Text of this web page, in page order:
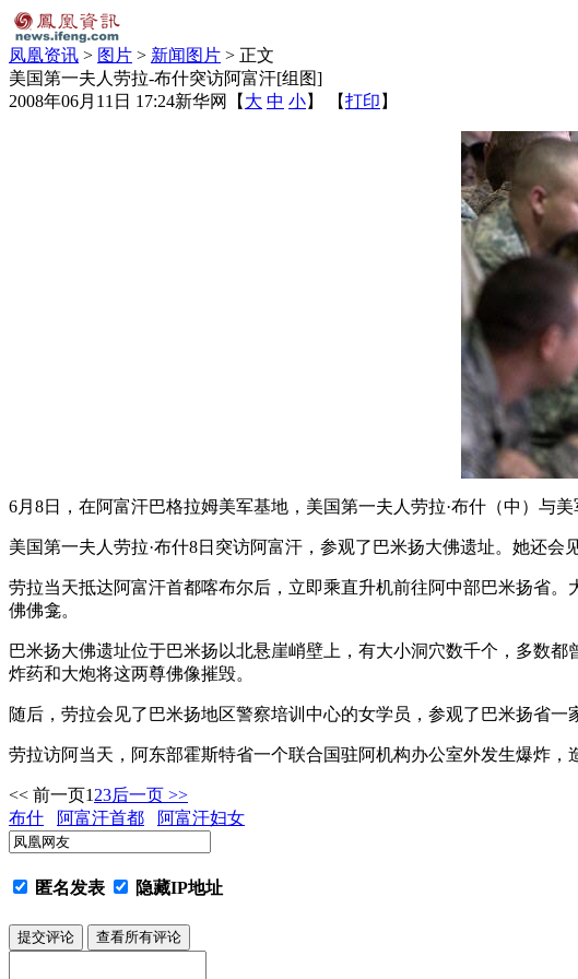
凤凰资讯 > 图片 > 新闻图片 > 正文
美国第一夫人劳拉-布什突访阿富汗[组图]
2008年06月11日 17:24新华网 【 大 中 小】 【打印 】
6月8日，在阿富汗巴格拉姆美军基地，美国第一夫人劳拉·布什（中）与
美国第一夫人劳拉·布什8日突访阿富汗，参观了巴米扬大佛遗址。她还会
劳拉当天抵达阿富汗首都喀布尔后，立即乘直升机前往阿中部巴米扬省
佛佛龛。
巴米扬大佛遗址位于巴米扬以北悬崖峭壁上，有大小洞穴数千个，多数
炸药和大炮将这两尊佛像摧毁。
随后，劳拉会见了巴米扬地区警察培训中心的女学员，参观了巴米扬省一
劳拉访阿当天，阿东部霍斯特省一个联合国驻阿机构办公室外发生爆炸，
<< 前一页1 23后一页 >>
布什
阿富汗首都 阿富汗妇女
匿名发表 隐藏IP地址